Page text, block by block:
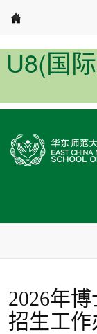
U8(国
2026年
招生工作